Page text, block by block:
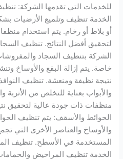
للخدمات التي تقدمها الشركة:
الخدمة تنظيف وتلميع الأرضيات
أو بلاط أو رخام. يتم استخدام
لتحقيق أفضل النتائج. تنظيف
الشركة بتنظيف السجاد
خاصة. يتم إزالة البقع والأوساخ
نتيجة نظيفة ومنعشة. تنظيف النوافذ
والأبواب بعناية للتخلص من الأتربة
منظفات ذات جودة عالية لتحقيق
الحوائط والأسقف: يتم تنظيف
والأوساخ والعناصر الأخرى التي
المستخدمة في الأسطح. تنظيف
الخدمة تنظيف المراحيض والحمامات